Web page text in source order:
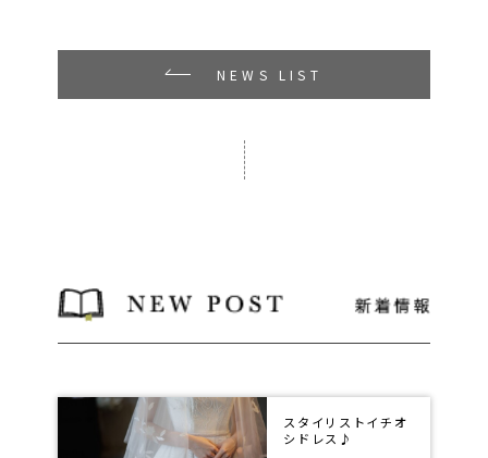
NEWS LIST
スタイリストイチオ
シドレス♪